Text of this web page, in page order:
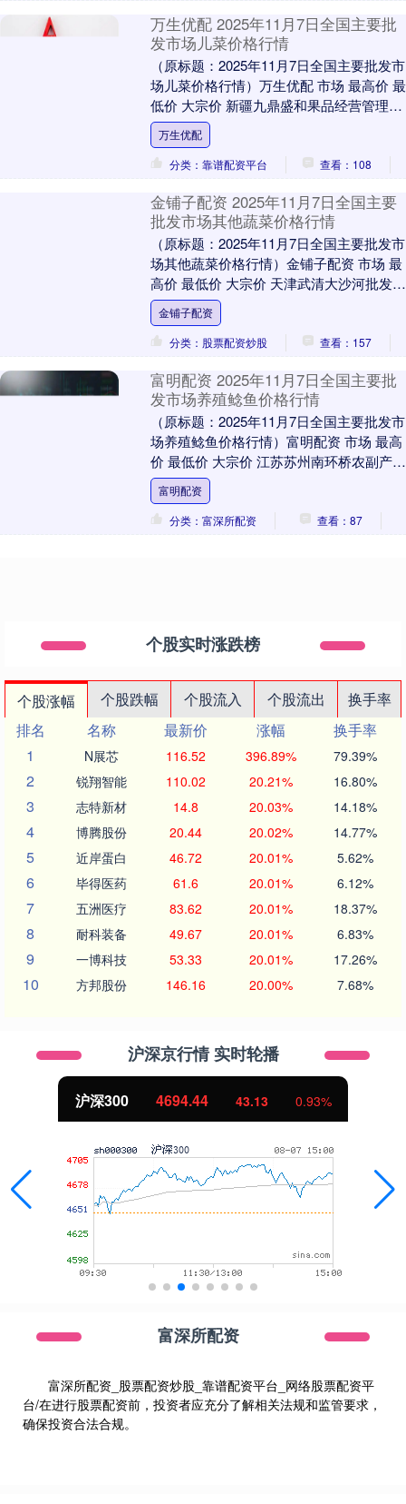
万生优配 2025年11月7日全国主要批
发市场儿菜价格行情
（原标题：2025年11月7日全国主要批发市
场儿菜价格行情）万生优配 市场 最高价 最
低价 大宗价 新疆九鼎盛和果品经营管理有
限公司 19.00 16.00 1....
万生优配
分类：靠谱配资平台
查看：108
金铺子配资 2025年11月7日全国主要
批发市场其他蔬菜价格行情
（原标题：2025年11月7日全国主要批发市
场其他蔬菜价格行情）金铺子配资 市场 最
高价 最低价 大宗价 天津武清大沙河批发市
场 1.40 1.00 1.20 ....
金铺子配资
分类：股票配资炒股
查看：157
富明配资 2025年11月7日全国主要批
发市场养殖鲶鱼价格行情
（原标题：2025年11月7日全国主要批发市
场养殖鲶鱼价格行情）富明配资 市场 最高
价 最低价 大宗价 江苏苏州南环桥农副产品
批发市场 12.00 10.00 ....
富明配资
分类：富深所配资
查看：87
个股实时涨跌榜
个股涨幅 个股跌幅 个股流入 个股流出
换手率
排名
名称 最新价 涨幅
换手率
1
N展芯 116.52 396.89% 79.39%
2 锐翔智能 110.02 20.21% 16.80%
3 志特新材 14.8 20.03% 14.18%
4 博腾股份 20.44 20.02% 14.77%
5 近岸蛋白 46.72 20.01% 5.62%
6 毕得医药 61.6 20.01% 6.12%
7 五洲医疗 83.62 20.01% 18.37%
8 耐科装备 49.67 20.01% 6.83%
9 一博科技 53.33 20.01% 17.26%
10 方邦股份 146.16 20.00% 7.68%
沪深京行情 实时轮播
0.93% 北证50 1134.24
富深所配资
富深所配资_股票配资炒股_靠谱配资平台_网络股票配资平
台/在进行股票配资前，投资者应充分了解相关法规和监管要求，
确保投资合法合规。